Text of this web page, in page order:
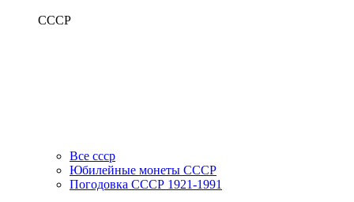
СССР
Все ссср
Юбилейные монеты СССР
Погодовка СССР 1921-1991